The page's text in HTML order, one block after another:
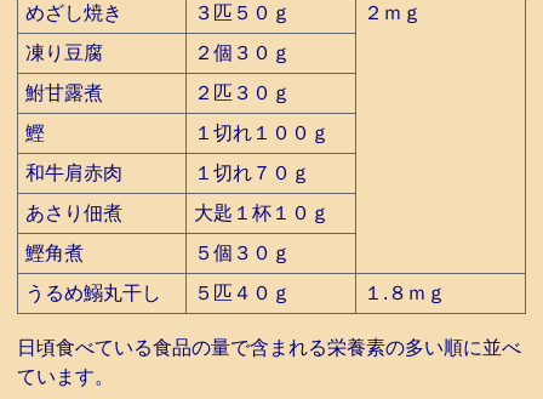
めざし焼き
３匹５０ｇ
２ｍｇ
凍り豆腐
２個３０ｇ
鮒甘露煮
２匹３０ｇ
鰹
１切れ１００ｇ
和牛肩赤肉
１切れ７０ｇ
あさり佃煮
大匙１杯１０ｇ
鰹角煮
５個３０ｇ
うるめ鰯丸干し
５匹４０ｇ １.８ｍｇ
日頃食べている食品の量で含まれる栄養素の多い順に並べ
ています。